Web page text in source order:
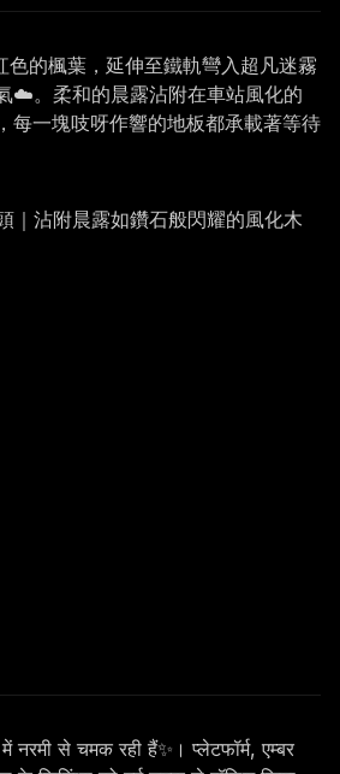
的楓葉，延伸至鐵軌彎入超凡迷霧
☁️。柔和的晨露沾附在車站風化的
每一塊吱呀作響的地板都承載著等待
｜沾附晨露如鑽石般閃耀的風化木
से चमक रही हैं✨। प्लेटफॉर्म, एम्बर